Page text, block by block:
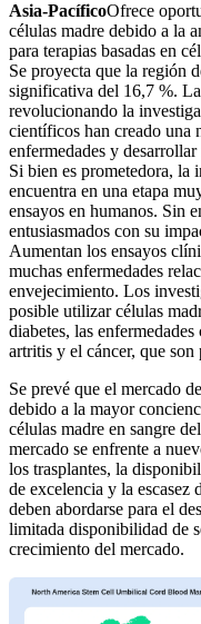
Asia-PacíficoOfrece
células madre debido a la
para terapias basadas en
Se proyecta que la región
significativa del 16,7 %. La
revolucionando la
científicos han creado una
enfermedades y
Si bien es prometedora, la
encuentra en una etapa
ensayos en humanos. Sin
entusiasmados con su
Aumentan los ensayos
muchas enfermedades
envejecimiento. Los
posible utilizar células
diabetes, las
artritis y el cáncer, que
Se prevé que el mercado
debido a la mayor
células madre en sangre
mercado se enfrente a
los trasplantes, la
de excelencia y la escasez
deben abordarse para el
limitada disponibilidad de
crecimiento del mercado.